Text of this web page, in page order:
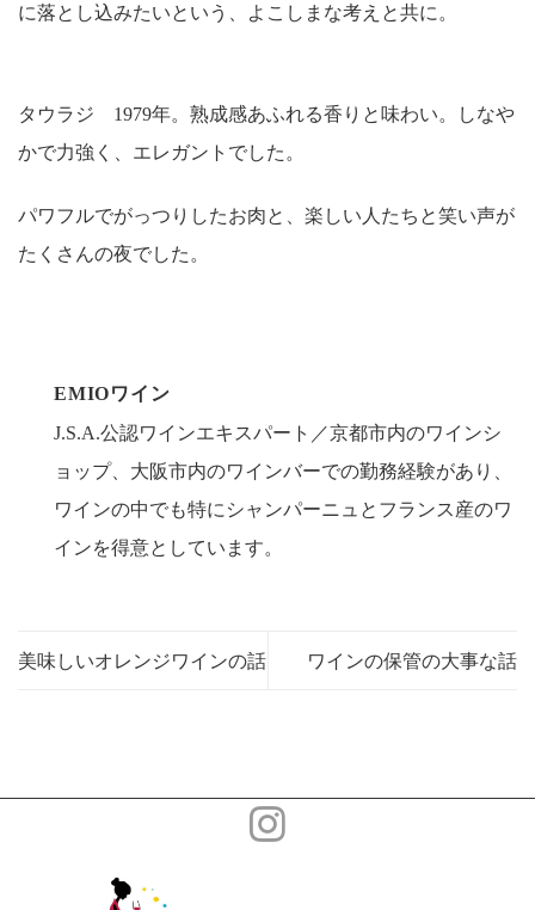
に落とし込みたいという、よこしまな考えと共に。
タウラジ 1979年。熟成感あふれる香りと味わい。しなや
かで力強く、エレガントでした。
パワフルでがっつりしたお肉と、楽しい人たちと笑い声が
たくさんの夜でした。
EMIOワイン
J.S.A.公認ワインエキスパート／京都市内のワインシ
ョップ、大阪市内のワインバーでの勤務経験があり、
ワインの中でも特にシャンパーニュとフランス産のワ
インを得意としています。
美味しいオレンジワインの話 ワインの保管の大事な話